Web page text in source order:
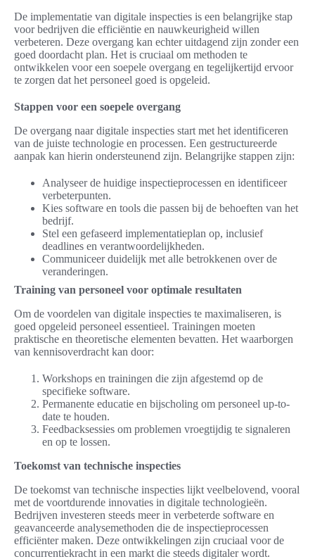
De implementatie van digitale inspecties is een belangrijke stap
voor bedrijven die efficiëntie en nauwkeurigheid willen
verbeteren. Deze overgang kan echter uitdagend zijn zonder een
goed doordacht plan. Het is cruciaal om methoden te
ontwikkelen voor een soepele overgang en tegelijkertijd ervoor
te zorgen dat het personeel goed is opgeleid.
Stappen voor een soepele overgang
De overgang naar digitale inspecties start met het identificeren
van de juiste technologie en processen. Een gestructureerde
aanpak kan hierin ondersteunend zijn. Belangrijke stappen zijn:
Analyseer de huidige inspectieprocessen en identificeer
verbeterpunten.
Kies software en tools die passen bij de behoeften van het
bedrijf.
Stel een gefaseerd implementatieplan op, inclusief
deadlines en verantwoordelijkheden.
Communiceer duidelijk met alle betrokkenen over de
veranderingen.
Training van personeel voor optimale resultaten
Om de voordelen van digitale inspecties te maximaliseren, is
goed opgeleid personeel essentieel. Trainingen moeten
praktische en theoretische elementen bevatten. Het waarborgen
van kennisoverdracht kan door:
Workshops en trainingen die zijn afgestemd op de
specifieke software.
Permanente educatie en bijscholing om personeel up-to-
date te houden.
Feedbacksessies om problemen vroegtijdig te signaleren
en op te lossen.
Toekomst van technische inspecties
De toekomst van technische inspecties lijkt veelbelovend, vooral
met de voortdurende innovaties in digitale technologieën.
Bedrijven investeren steeds meer in verbeterde software en
geavanceerde analysemethoden die de inspectieprocessen
efficiënter maken. Deze ontwikkelingen zijn cruciaal voor de
concurrentiekracht in een markt die steeds digitaler wordt.